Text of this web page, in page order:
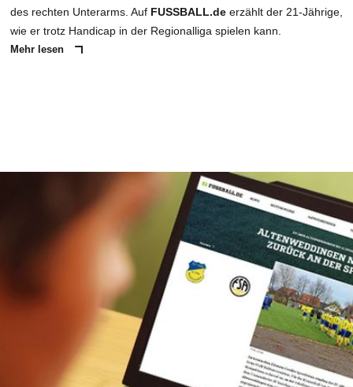
des rechten Unterarms. Auf FUSSBALL.de erzählt der 21-Jährige,
wie er trotz Handicap in der Regionalliga spielen kann.
Mehr lesen